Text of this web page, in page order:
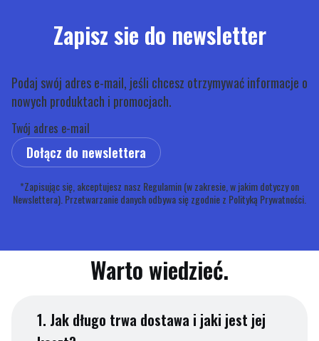
Zapisz sie do newsletter
Podaj swój adres e-mail, jeśli chcesz otrzymywać informacje o
nowych produktach i promocjach.
Twój adres e-mail
Dołącz do newslettera
*Zapisując się, akceptujesz nasz Regulamin (w zakresie, w jakim dotyczy on
Newslettera). Przetwarzanie danych odbywa się zgodnie z Polityką Prywatności.
Warto wiedzieć.
1. Jak długo trwa dostawa i jaki jest jej